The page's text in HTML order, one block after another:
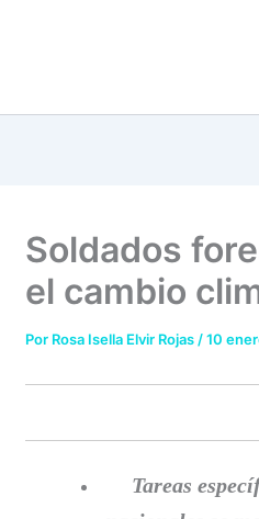
Soldados
el cambio
Por Rosa Isella Elvir Rojas /10
Tareas